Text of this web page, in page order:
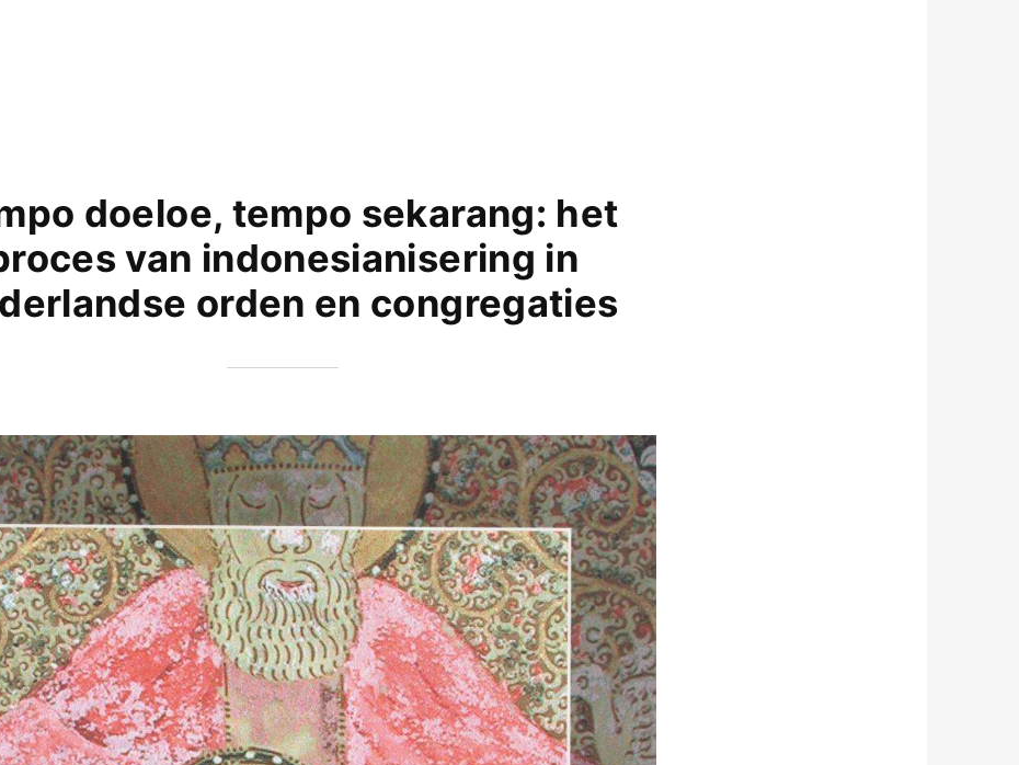
doeloe, tempo sekarang: het
van indonesianisering in
orden en congregaties